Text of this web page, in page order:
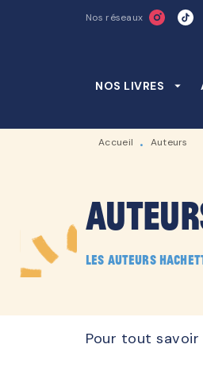
Nos réseaux
NOS LIVRES arrow_drop_down
Accueil • Auteurs
Les auteurs
Pour tout